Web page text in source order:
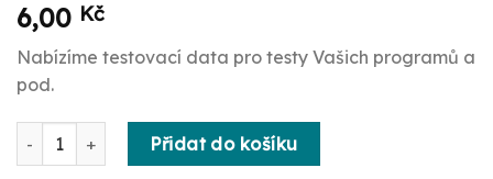
6,00 Kč
Nabízíme testovací data pro testy Vašich programů a
pod.
Testovací data - Rodná čísla množství
Přidat do košíku